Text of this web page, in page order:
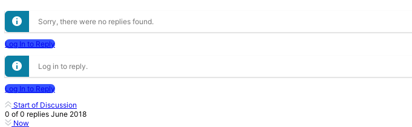
Sorry, there were no replies found.
Log In to Reply
Log in to reply.
Log In to Reply
Start of Discussion
0 of 0 replies June 2018
Now